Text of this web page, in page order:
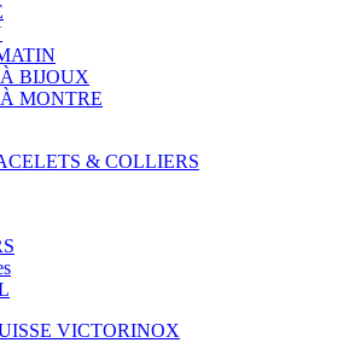
BIJOUX
MONTRE
& COLLIERS
VICTORINOX